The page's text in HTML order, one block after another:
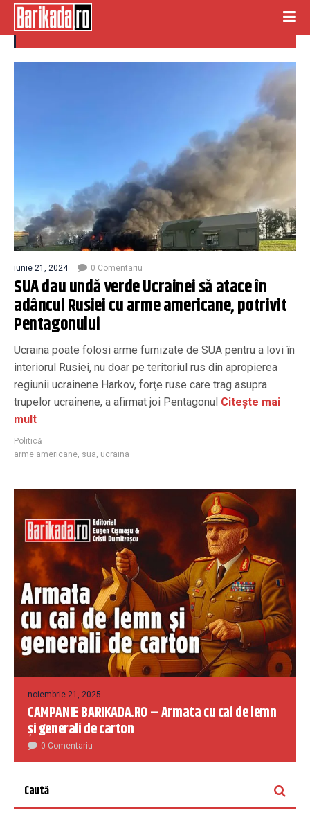
arme americane
iunie 21, 2024 0 Comentariu
SUA dau undă verde Ucrainei să atace în
adâncul Rusiei cu arme americane, potrivit
Pentagonului
Ucraina poate folosi arme furnizate de SUA pentru a lovi în
interiorul Rusiei, nu doar pe teritoriul rus din apropierea
regiunii ucrainene Harkov, forţe ruse care trag asupra
trupelor ucrainene, a afirmat joi Pentagonul Citește mai
mult
Politică
arme americane, sua, ucraina
noiembrie 21, 2025
CAMPANIE BARIKADA.RO – Armata cu cai de lemn
și generali de carton
0 Comentariu